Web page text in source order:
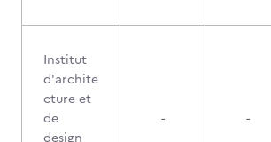
Institut
d'archite
cture et
de
design
- -